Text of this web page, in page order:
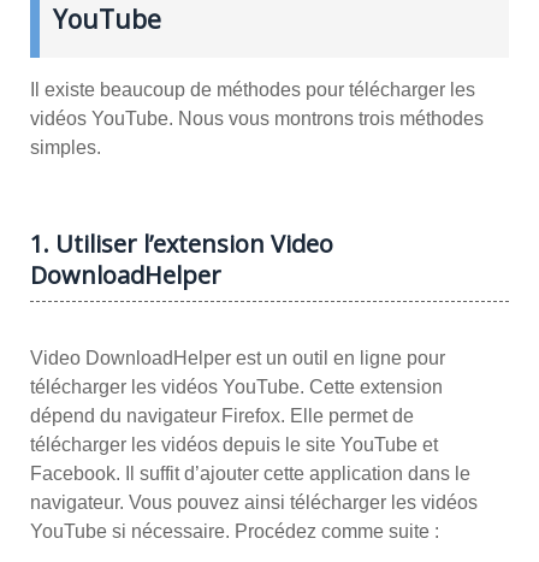
YouTube
Il existe beaucoup de méthodes pour télécharger les
vidéos YouTube. Nous vous montrons trois méthodes
simples.
1. Utiliser l’extension Video
DownloadHelper
Video DownloadHelper est un outil en ligne pour
télécharger les vidéos YouTube. Cette extension
dépend du navigateur Firefox. Elle permet de
télécharger les vidéos depuis le site YouTube et
Facebook. Il suffit d’ajouter cette application dans le
navigateur. Vous pouvez ainsi télécharger les vidéos
YouTube si nécessaire. Procédez comme suite :